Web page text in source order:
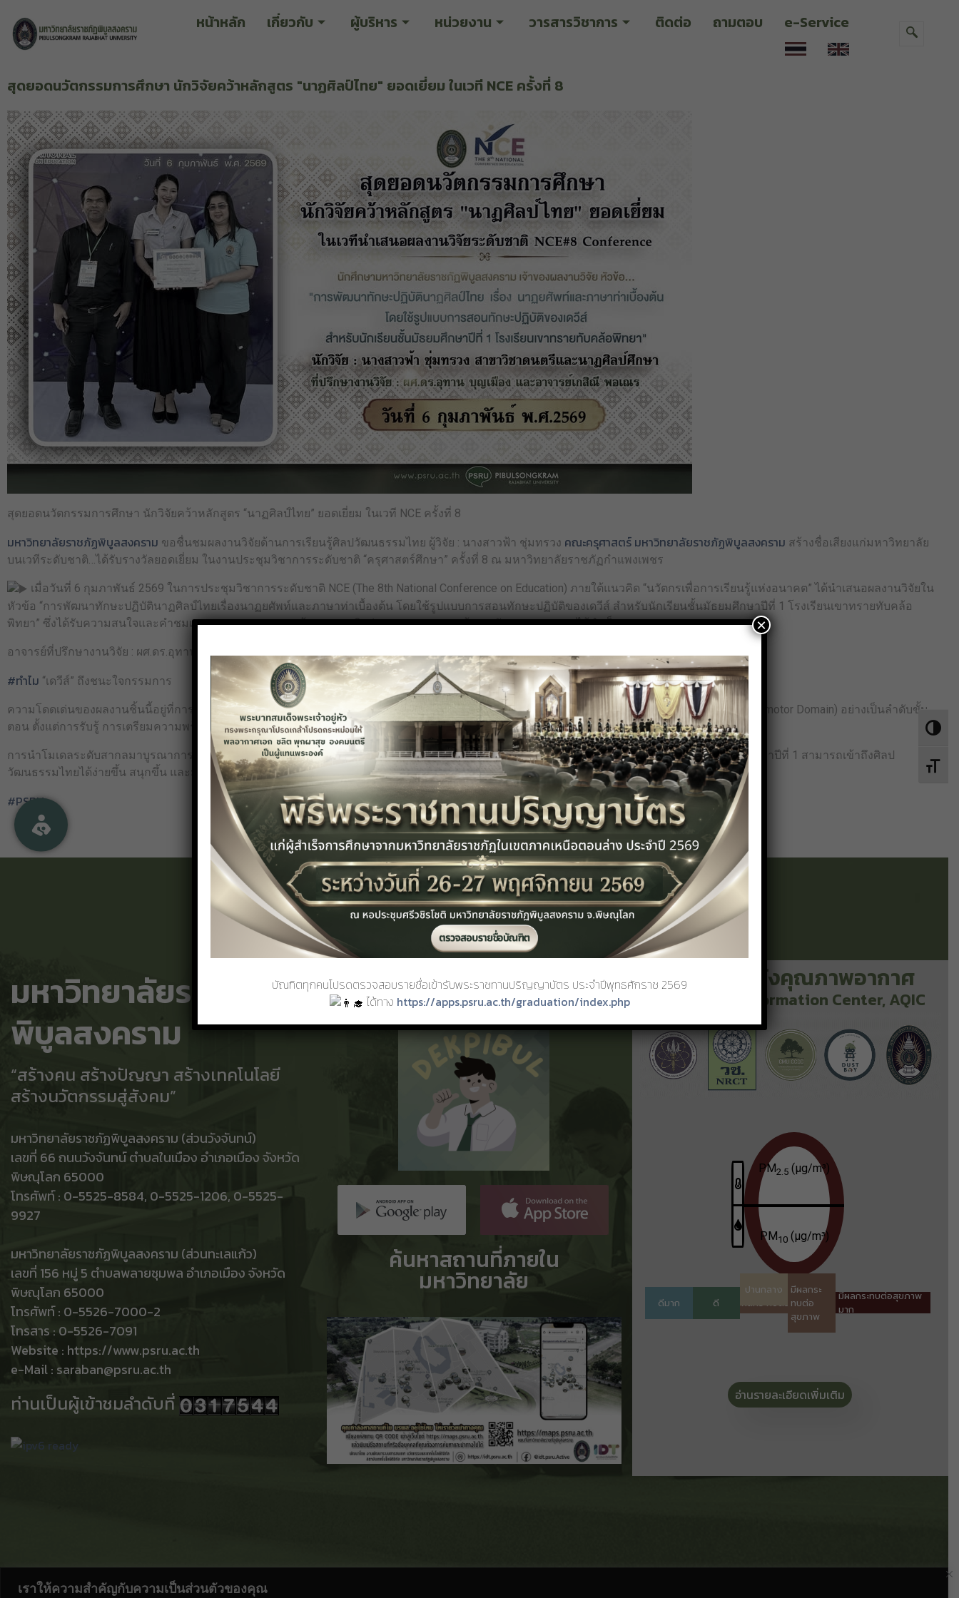
เราให้ความสำคัญกับความเป็นส่วนตัวของคุณ
หน้าหลัก เกี่ยวกับ ผู้บริหาร หน่วยงาน วารสารวิชาการ ติดต่อ ถามตอบ e-Service
สุดยอดนวัตกรรมการศึกษา นักวิจัยคว้าหลักสูตร "นาฏศิลป์ไทย" ยอดเยี่ยม ในเวที NCE ครั้งที่ 8
สุดยอดนวัตกรรมการศึกษา นักวิจัยคว้าหลักสูตร “นาฏศิลป์ไทย” ยอดเยี่ยม ในเวที NCE ครั้งที่ 8
มหาวิทยาลัยราชภัฏพิบูลสงคราม ขอชื่นชมผลงานวิจัยด้านการเรียนรู้ศิลปวัฒนธรรมไทย ผู้วิจัย : นางสาวฟ้า ชุ่มทรวง คณะครุศาสตร์ มหาวิทยาลัยราชภัฏพิบูลสงคราม สร้างชื่อเสียงแก่มหาวิทยาลัย
บนเวทีระดับชาติ…ได้รับรางวัลยอดเยี่ยม ในงานประชุมวิชาการระดับชาติ “ครุศาสตร์ศึกษา” ครั้งที่ 8 ณ มหาวิทยาลัยราชภัฏกำแพงเพชร
เมื่อวันที่ 6 กุมภาพันธ์ 2569 ในการประชุมวิชาการระดับชาติ NCE (The 8th National Conference on Education) ภายใต้แนวคิด “นวัตกรเพื่อการเรียนรู้แห่งอนาคต” ได้นำเสนอผลงานวิจัยใน
หัวข้อ “การพัฒนาทักษะปฏิบัตินาฏศิลป์ไทยเรื่องนาฏยศัพท์และภาษาท่าเบื้องต้น โดยใช้รูปแบบการสอนทักษะปฏิบัติของเดวีส์ สำหรับนักเรียนชั้นมัธยมศึกษาปีที่ 1 โรงเรียนเขาทรายทับคล้อ
พิทยา” ซึ่งได้รับความสนใจและคำชมเชยจากคณะกรรมการผู้ทรงคุณวุฒิอย่างสูงจนสามารถคว้ารางวัลสูงสุดมาครองได้สำเร็จ
อาจารย์ที่ปรึกษางานวิจัย : ผศ.ดร.อุทาน บุญเมือง, อาจารย์เกสิณี พอเณร
#ทำไม “เดวีส์” ถึงชนะใจกรรมการ
ความโดดเด่นของผลงานชิ้นนี้อยู่ที่การนำรูปแบบการสอนของเดวีส์ (Davies’ Model) มาประยุกต์ใช้ ซึ่งเป็นทฤษฎีที่เน้นการพัฒนาทักษะทางกายภาพ (Psychomotor Domain) อย่างเป็นลำดับขั้น
ตอน ตั้งแต่การรับรู้ การเตรียมความพร้อม การปฏิบัติโดยมีผู้ชี้แนะ ไปจนถึงการปฏิบัติได้อย่างเป็นธรรมชาติ
การนำโมเดลระดับสากลมาบูรณาการเข้ากับ “นาฏศิลป์ไทย” ช่วยแก้ปัญหาความยากในการจดจำท่ารำและนาฏยศัพท์พื้นฐาน ทำให้เด็กนักเรียนชั้นมัธยมศึกษาปีที่ 1 สามารถเข้าถึงศิลป
วัฒนธรรมไทยได้ง่ายขึ้น สนุกขึ้น และมีทักษะที่ถูกต้องแม่นยำกว่าการเรียนแบบท่องจำดั้งเดิม
#PSRU
มหาวิทยาลัยราชภัฏ
พิบูลสงคราม
“สร้างคน สร้างปัญญา สร้างเทคโนโลยี
สร้างนวัตกรรมสู่สังคม”
มหาวิทยาลัยราชภัฏพิบูลสงคราม (ส่วนวังจันทน์)
เลขที่ 66 ถนนวังจันทน์ ตำบลในเมือง อำเภอเมือง จังหวัด
พิษณุโลก 65000
โทรศัพท์ : 0-5525-8584, 0-5525-1206, 0-5525-
9927
มหาวิทยาลัยราชภัฏพิบูลสงคราม (ส่วนทะเลแก้ว)
เลขที่ 156 หมู่ 5 ตำบลพลายชุมพล อำเภอเมือง จังหวัด
พิษณุโลก 65000
โทรศัพท์ : 0-5526-7000-2
โทรสาร : 0-5526-7091
Website : https://www.psru.ac.th
e-Mail : saraban@psru.ac.th
ท่านเป็นผู้เข้าชมลำดับที่
แอปพลิเคชันสำหรับนักศึกษา
ค้นหาสถานที่ภายใน
มหาวิทยาลัย
ศูนย์เฝ้าระวังคุณภาพอากาศ
Air Quality Information Center, AQIC
อ่านรายละเอียดเพิ่มเติม
บัณฑิตทุกคนโปรดตรวจสอบรายชื่อเข้ารับพระราชทานปริญญาบัตร ประจำปีพุทธศักราช 2569
ได้ทาง https://apps.psru.ac.th/graduation/index.php
×